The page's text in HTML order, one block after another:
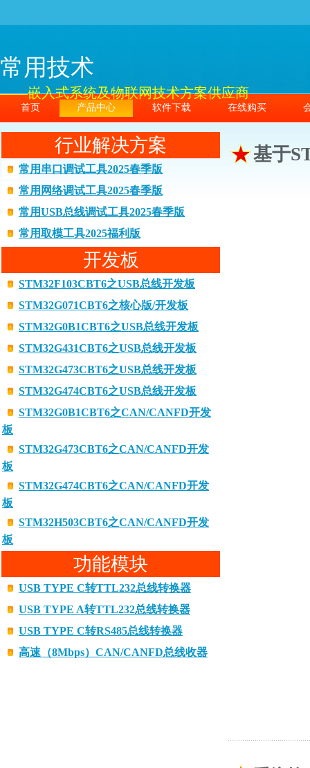
常用技术
——嵌入式系统及物联网技术方案供应商
首页 产品中心 软件下载 在线购买
行业解决方案
常用串口调试工具2025春季版
常用网络调试工具2025春季版
常用USB总线调试工具2025春季版
常用取模工具2025福利版
开发板
STM32F103CBT6之USB总线开发板
STM32G071CBT6之核心版/开发板
STM32G0B1CBT6之USB总线开发板
STM32G431CBT6之USB总线开发板
STM32G473CBT6之USB总线开发板
STM32G474CBT6之USB总线开发板
STM32G0B1CBT6之CAN/CANFD开发
板
STM32G473CBT6之CAN/CANFD开发
板
STM32G474CBT6之CAN/CANFD开发
板
STM32H503CBT6之CAN/CANFD开发
板
功能模块
USB TYPE C转TTL232总线转换器
USB TYPE A转TTL232总线转换器
USB TYPE C转RS485总线转换器
高速（8Mbps）CAN/CANFD总线收器
基于